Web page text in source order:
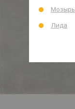
Мозырь
Лида